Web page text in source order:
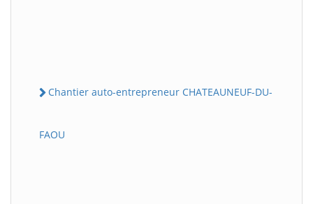
Chantier auto-entrepreneur CHATEAUNEUF-DU-
FAOU